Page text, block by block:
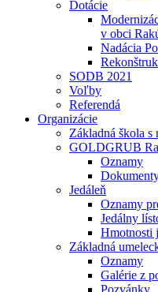
Dotácie
v obci
Nadácia
SODB 2021
Voľby
Referendá
Organizácie
Základná škola s
GOLDGRUB
Oznamy
Jedáleň
Oznamy
Jedálny
Hmotnosti
Základná
Oznamy
Galérie z
Pozvánky